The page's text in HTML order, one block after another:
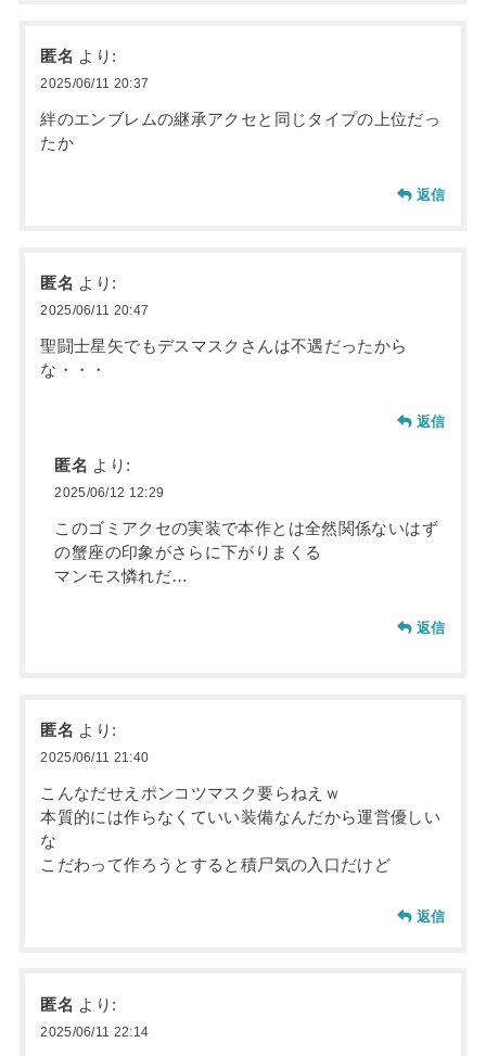
匿名 より:
2025/06/11 20:37
絆のエンブレムの継承アクセと同じタイプの上位だっ
たか
返信
匿名 より:
2025/06/11 20:47
聖闘士星矢でもデスマスクさんは不遇だったから
な・・・
返信
匿名 より:
2025/06/12 12:29
このゴミアクセの実装で本作とは全然関係ないはず
の蟹座の印象がさらに下がりまくる
マンモス憐れだ…
返信
匿名 より:
2025/06/11 21:40
こんなだせえポンコツマスク要らねえｗ
本質的には作らなくていい装備なんだから運営優しい
な
こだわって作ろうとすると積尸気の入口だけど
返信
匿名 より:
2025/06/11 22:14